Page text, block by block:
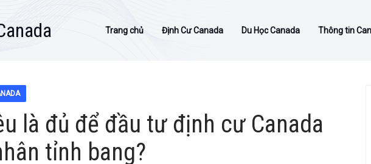
Trang chủ Định Cư Canada Du Học Canada Thông tin
là đủ để đầu tư định cư Canada
tỉnh bang?